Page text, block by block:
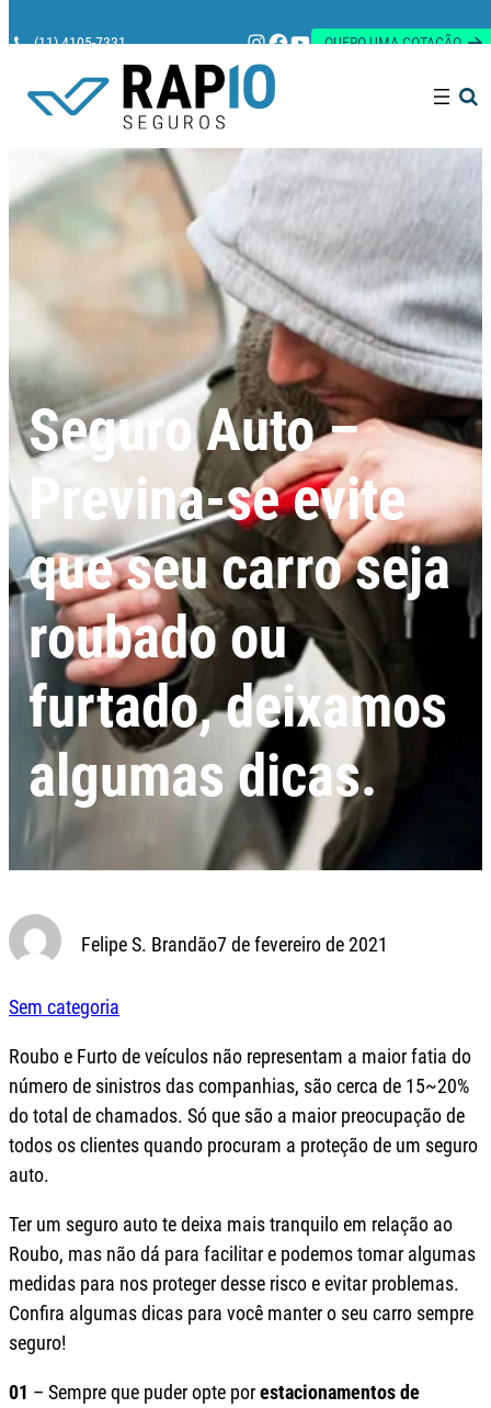
(11) 4105-7331 Instagram
Facebook
Youtube
QUERO UMA COTAÇÃO
Seguro Auto –
Previna-se evite
que seu carro seja
roubado ou
furtado, deixamos
algumas dicas.
Felipe S. Brandão7 de fevereiro de 2021
Sem categoria
Roubo e Furto de veículos não representam a maior fatia do
número de sinistros das companhias, são cerca de 15~20%
do total de chamados. Só que são a maior preocupação de
todos os clientes quando procuram a proteção de um seguro
auto.
Ter um seguro auto te deixa mais tranquilo em relação ao
Roubo, mas não dá para facilitar e podemos tomar algumas
medidas para nos proteger desse risco e evitar problemas.
Confira algumas dicas para você manter o seu carro sempre
seguro!
01 – Sempre que puder opte porestacionamentos de